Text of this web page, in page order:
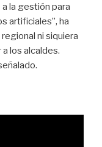
a la gestión para
artificiales”, ha
ni siquiera
los alcaldes.